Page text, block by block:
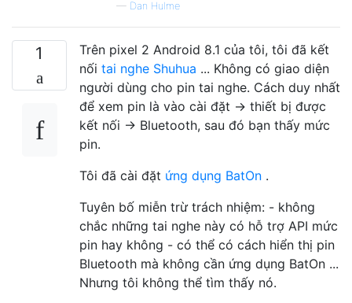
— Dan Hulme
1
Trên pixel 2 Android 8.1 của tôi, tôi đã kết
nối tai nghe Shuhua ... Không có giao diện
người dùng cho pin tai nghe. Cách duy nhất
để xem pin là vào cài đặt -> thiết bị được
kết nối -> Bluetooth, sau đó bạn thấy mức
pin.
Tôi đã cài đặt ứng dụng BatOn .
Tuyên bố miễn trừ trách nhiệm: - không
chắc những tai nghe này có hỗ trợ API mức
pin hay không - có thể có cách hiển thị pin
Bluetooth mà không cần ứng dụng BatOn ...
Nhưng tôi không thể tìm thấy nó.